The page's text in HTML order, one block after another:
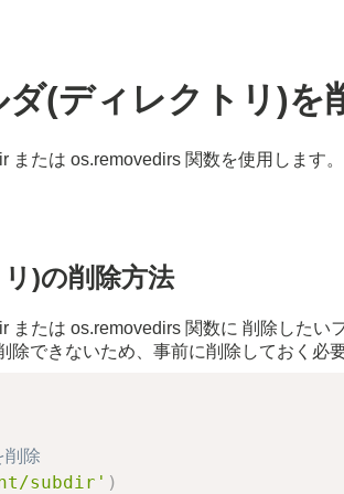
(ディレクトリ)を
または os.removedirs 関数を使用します。
)の削除方法
または os.removedirs 関数に 削除したい
除できないため、事前に削除しておく必
除
subdir' )